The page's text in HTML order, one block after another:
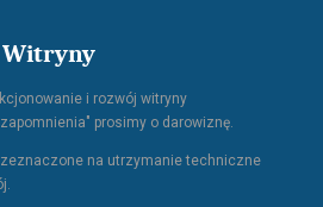
Witryny
i rozwój witryny
prosimy o darowiznę.
na utrzymanie techniczne